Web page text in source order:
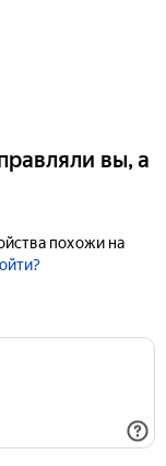
вы, а
похожи на